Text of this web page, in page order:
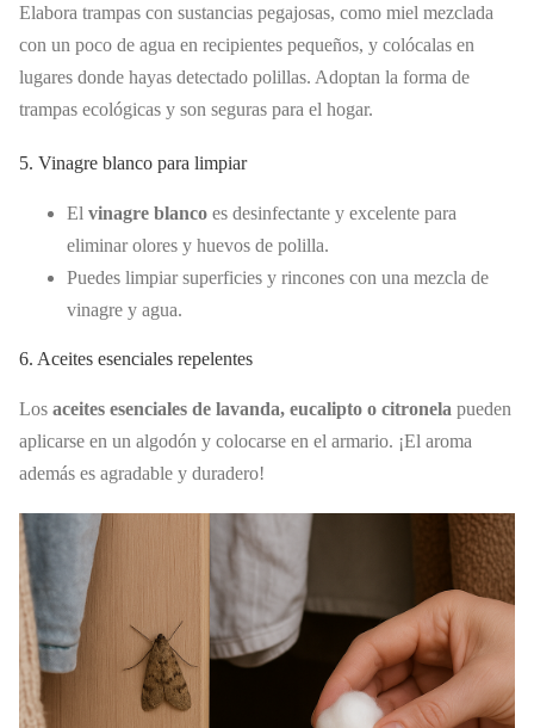
Elabora trampas con sustancias pegajosas, como miel mezclada
con un poco de agua en recipientes pequeños, y colócalas en
lugares donde hayas detectado polillas. Adoptan la forma de
trampas ecológicas y son seguras para el hogar.
5. Vinagre blanco para limpiar
El vinagre blanco es desinfectante y excelente para
eliminar olores y huevos de polilla.
Puedes limpiar superficies y rincones con una mezcla de
vinagre y agua.
6. Aceites esenciales repelentes
Los aceites esenciales de lavanda, eucalipto o citronela pueden
aplicarse en un algodón y colocarse en el armario. ¡El aroma
además es agradable y duradero!